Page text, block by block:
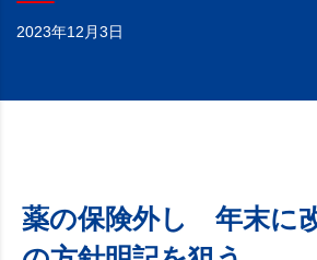
2023年12月3日
薬の保険外し 年末に